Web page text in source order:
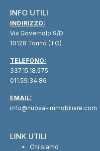
INFO UTILI
INDIRIZZO:
Via Governolo 9/D
10128 Torino (TO)
TELEFONO:
337.15.18.575
011.59.34.86
EMAIL:
info@nuova-immobiliare.com
LINK UTILI
Chi siamo